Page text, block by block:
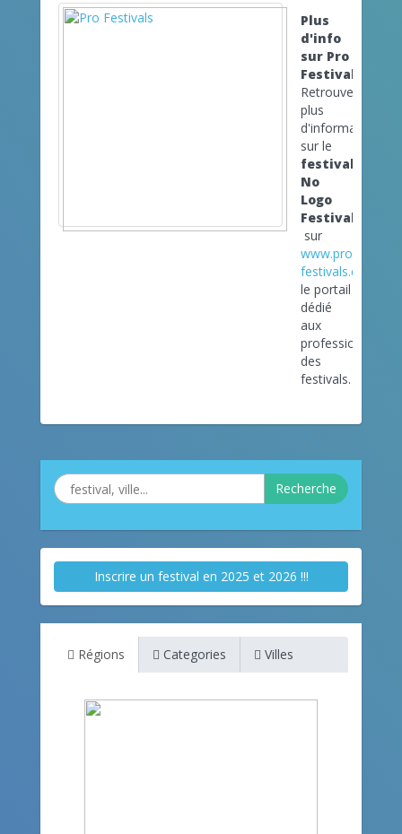
Plus
d'info
sur Pro
Festivals
Retrouvez
plus
d'informations
sur le
festival
No
Logo
Festival
sur
www.pro-
festivals.com
le portail
dédié
aux
professionnels
des
festivals.
Recherche
Inscrire un festival en 2025 et 2026 !!!
Régions Categories Villes